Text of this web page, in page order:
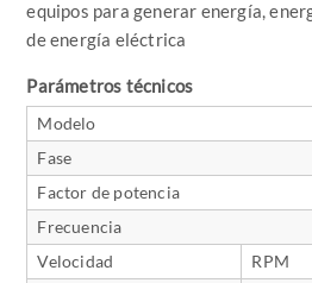
equipos para generar energía,
de energía eléctrica
Parámetros técnicos
Modelo
Fase
Factor de potencia
Frecuencia
Velocidad
RPM